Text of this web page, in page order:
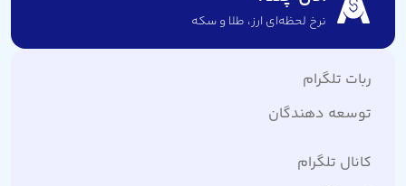
نرخ لحظه‌ای ارز،‌ طلا و سکه
ربات تلگرام
توسعه دهندگان
کانال تلگرام